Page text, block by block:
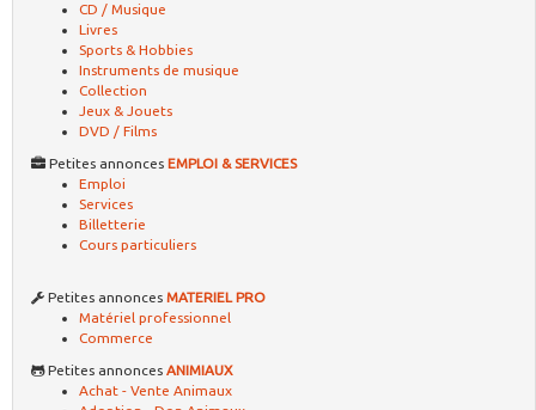
CD / Musique
Livres
Sports & Hobbies
Instruments de musique
Collection
Jeux & Jouets
DVD / Films
Petites annonces EMPLOI & SERVICES
Emploi
Services
Billetterie
Cours particuliers
Petites annonces MATERIEL PRO
Matériel professionnel
Commerce
Petites annonces ANIMIAUX
Achat - Vente Animaux